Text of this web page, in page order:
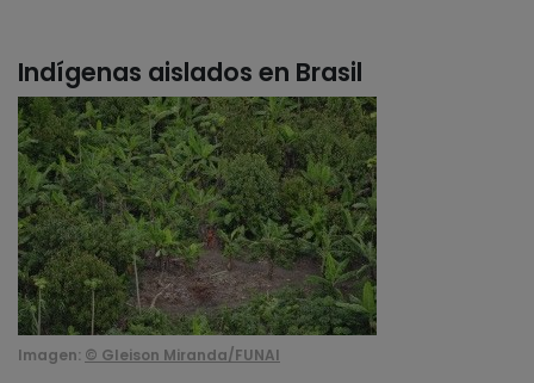
Indígenas aislados en Brasil
Imagen: © Gleison Miranda/FUNAI